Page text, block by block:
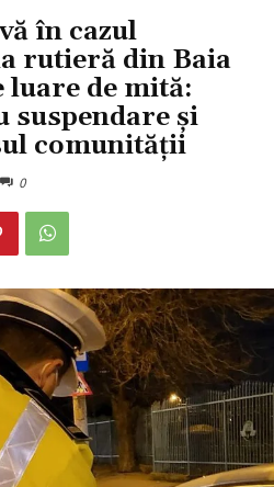
în cazul
rutieră din Baia
luare de mită:
suspendare și
comunității
0